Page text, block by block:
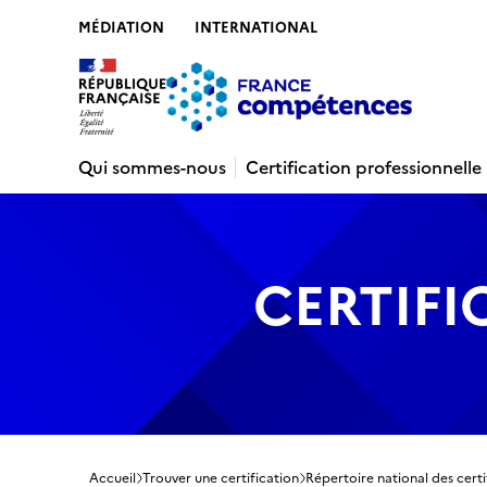
MÉDIATION INTERNATIONAL
Qui sommes-nous
Certification professionnelle
Accueil Trouver une certification Répertoire national des